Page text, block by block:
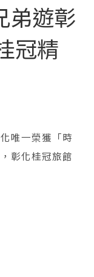
弟遊彰
冠精
唯一榮獲「時
彰化桂冠旅館